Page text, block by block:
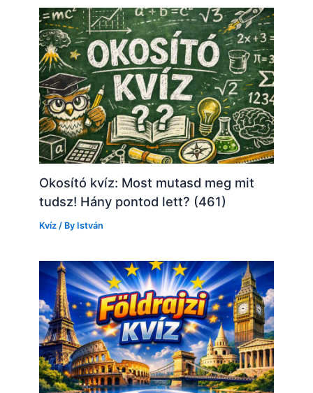
Okosító kvíz: Most mutasd meg mit
tudsz! Hány pontod lett? (461)
Kvíz / By István